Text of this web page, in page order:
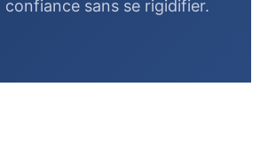
sans se rigidifier.